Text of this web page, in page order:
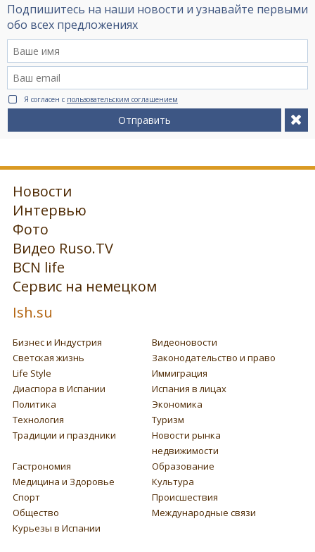
Подпишитесь на наши новости и узнавайте первыми
обо всех предложениях
Я согласен с пользовательским соглашением
Отправить
Новости
Интервью
Фото
Видео Ruso.TV
BCN life
Сервис на немецком
Ish.su
Бизнес и Индустрия
Видеоновости
Светская жизнь
Законодательство и право
Life Style
Иммиграция
Диаспора в Испании
Испания в лицах
Политика
Экономика
Технология
Туризм
Традиции и праздники
Новости рынка
недвижимости
Гастрономия
Образование
Медицина и Здоровье
Культура
Спорт
Происшествия
Общество
Международные связи
Курьезы в Испании